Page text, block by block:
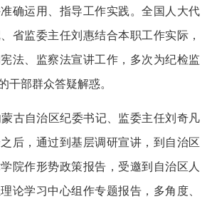
确运用、指导工作实践。全国人大代
省监委主任刘惠结合本职工作实际，
法、监察法宣讲工作，多次为纪检监
干部群众答疑解惑。
古自治区纪委书记、监委主任刘奇凡
后，通过到基层调研宣讲，到自治区
院作形势政策报告，受邀到自治区人
论学习中心组作专题报告，多角度、